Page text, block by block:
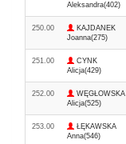
Aleksandra(402)
250.00
KAJDANEK
Joanna(275)
251.00
CYNK
Alicja(429)
252.00
WĘGŁOWSKA
Alicja(525)
253.00
ŁĘKAWSKA
Anna(546)